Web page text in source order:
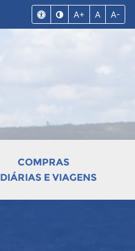
A+ A A-
COMPRAS
DIÁRIAS E VIAGENS